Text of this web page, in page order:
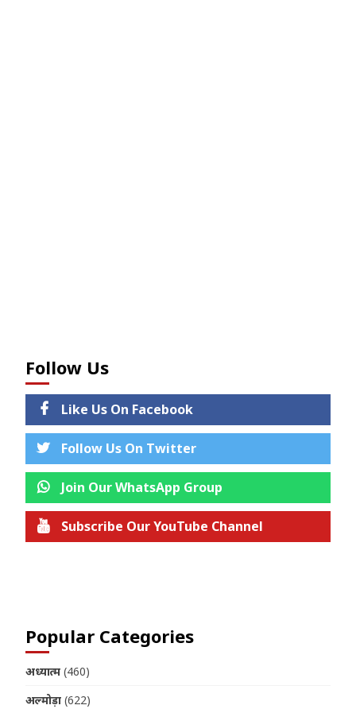
Follow Us
Like Us On Facebook
Follow Us On Twitter
Join Our WhatsApp Group
Subscribe Our YouTube Channel
Popular Categories
अध्यात्म (460)
अल्मोड़ा (622)